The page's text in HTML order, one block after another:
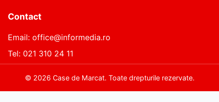
Contact
Email: office@informedia.ro
Tel: 021 310 24 11
© 2026 Case de Marcat. Toate drepturile rezervate.